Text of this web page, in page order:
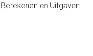
en Uitgaven